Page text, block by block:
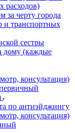
расходов)
за черту города
и транспортных
сестры
дому (каждые
консультация)
первичный
по антиэйджингу
консультация)